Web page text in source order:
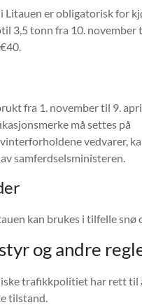
Litauen er obligatorisk for
3,5 tonn fra 10. november
fra 1. november til 9.
må settes på
vedvarer,
samferdselsministeren.
kan brukes i tilfelle snø
og andre
trafikkpolitiet har rett til
tilstand.